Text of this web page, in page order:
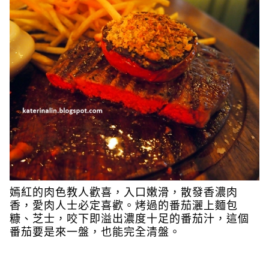
嫣紅的肉色教人歡喜，入口嫩滑，散發香濃肉
香，愛肉人士必定喜歡。烤過的番茄灑上麵包
糠、芝士，咬下即溢出濃度十足的番茄汁，這個
番茄要是來一盤，也能完全清盤。